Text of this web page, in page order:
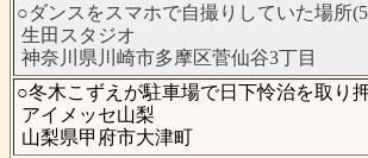
○ダンスをスマホで自撮りしていた場所
生田スタジオ
神奈川県川崎市多摩区菅仙谷3丁目
○冬木こずえが駐車場で日下怜治を取り
アイメッセ山梨
山梨県甲府市大津町